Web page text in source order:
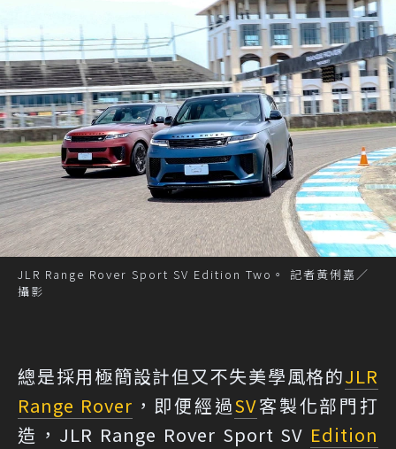
JLR Range Rover Sport SV Edition Two。 記者黃俐嘉／
攝影
總是採用極簡設計但又不失美學風格的JLR
Range Rover ，即便經過SV客製化部門打
造，JLR Range Rover Sport SV Edition